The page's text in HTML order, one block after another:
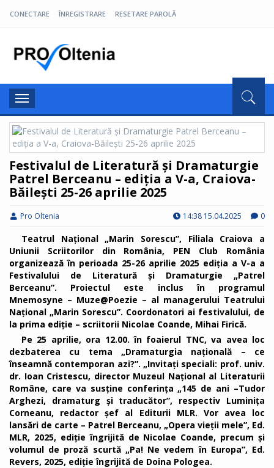
CONECTARE ÎNREGISTRARE RESETARE PAROLĂ
Toggle
navigation
Festivalul de Literatură și Dramaturgie
Patrel Berceanu – ediția a V-a, Craiova-
Băilești 25-26 aprilie 2025
Pro Oltenia 14:38 15.04.2025 0
Teatrul Național „Marin Sorescu”, Filiala Craiova a
Uniunii Scriitorilor din România, PEN Club România
organizează în perioada 25-26 aprilie 2025 ediția a V-a a
Festivalului de Literatură și Dramaturgie „Patrel
Berceanu”. Proiectul este inclus în programul
Mnemosyne – Muze@Poezie – al managerului Teatrului
Național „Marin Sorescu”. Coordonatori ai festivalului, de
la prima ediție – scriitorii Nicolae Coande, Mihai Firică.
Pe 25 aprilie, ora 12.00. în foaierul TNC, va avea loc
dezbaterea cu tema „Dramaturgia națională – ce
înseamnă contemporan azi?”. „Invitați speciali: prof. univ.
dr. Ioan Cristescu, director Muzeul Național al Literaturii
Române, care va susține conferința „145 de ani –Tudor
Arghezi, dramaturg și traducător”, respectiv Luminița
Corneanu, redactor șef al Editurii MLR. Vor avea loc
lansări de carte – Patrel Berceanu, „Opera vieții mele”, Ed.
MLR, 2025, ediție îngrijită de Nicolae Coande, precum și
volumul de proză scurtă „Pa! Ne vedem în Europa”, Ed.
Revers, 2025, ediție îngrijită de Doina Pologea.